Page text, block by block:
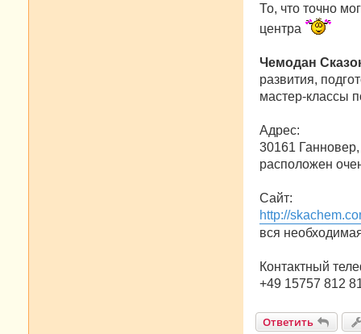
е
и
То, что точно
центра
Чемодан
развития,
мастер-классы
Адрес:
30161
расположен
Сайт:
http://
вся
Контактный
+49 15757 812
Ответить